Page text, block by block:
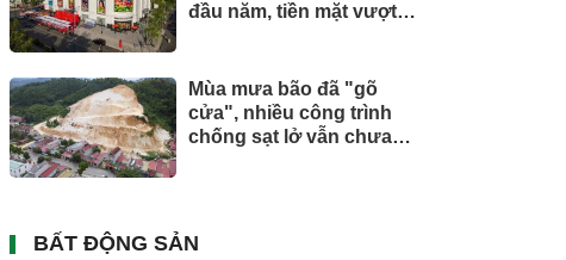
đầu năm, tiền mặt vượt
Mùa mưa bão đã "gõ
cửa", nhiều công trình
chống sạt lở vẫn chưa
BẤT ĐỘNG SẢN